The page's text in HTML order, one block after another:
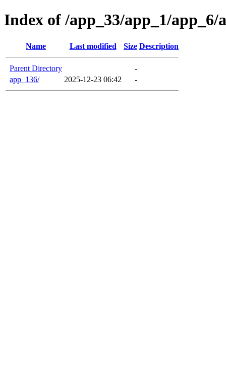
Index of /app_33/app_1/app_6/
Name Last modified Size Description
Parent Directory
-
app_136/
2025-12-23 06:42 -